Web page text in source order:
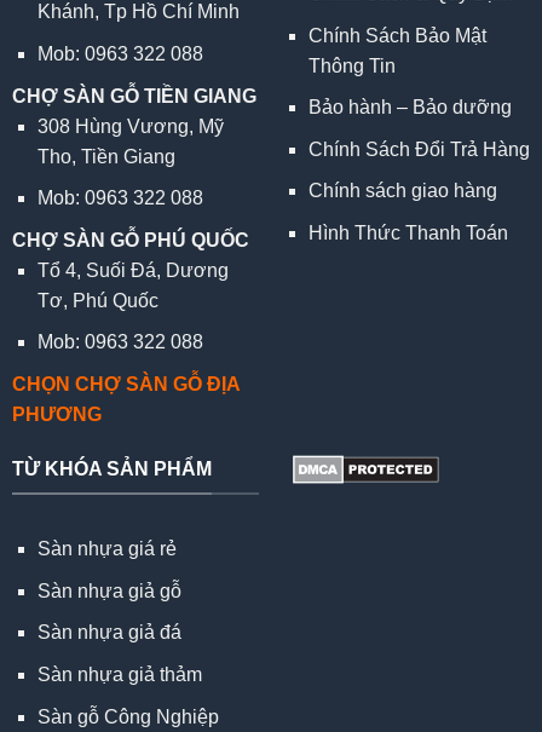
Khánh, Tp Hồ Chí Minh
Mob: 0963 322 088
CHỢ SÀN GỖ TIỀN GIANG
308 Hùng Vương, Mỹ
Tho, Tiền Giang
Mob: 0963 322 088
CHỢ SÀN GỖ PHÚ QUỐC
Tổ 4, Suối Đá, Dương
Tơ, Phú Quốc
Mob: 0963 322 088
CHỌN CHỢ SÀN GỖ ĐỊA
PHƯƠNG
Chính Sách Bảo Mật
Thông Tin
Bảo hành – Bảo dưỡng
Chính Sách Đổi Trả Hàng
Chính sách giao hàng
Hình Thức Thanh Toán
TỪ KHÓA SẢN PHẨM
Sàn nhựa giá rẻ
Sàn nhựa giả gỗ
Sàn nhựa giả đá
Sàn nhựa giả thảm
Sàn gỗ Công Nghiệp